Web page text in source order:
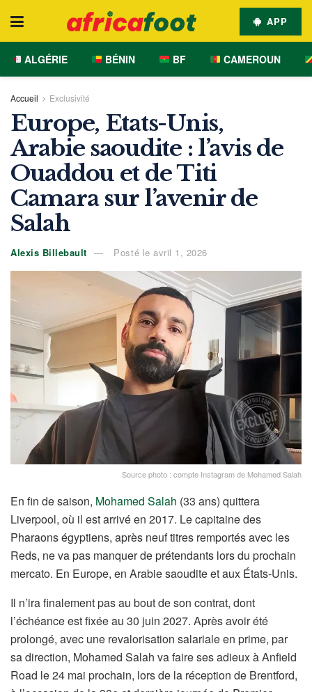
APP
ALGÉRIE BÉNIN BF CAMEROUN
Accueil Exclusivité
Europe, Etats-Unis,
Arabie saoudite : l’avis de
Ouaddou et de Titi
Camara sur l’avenir de
Salah
Alexis Billebault Posté le avril 1, 2026
Source photo : compte Instagram de Mohamed Salah
En fin de saison, Mohamed Salah (33 ans) quittera
Liverpool, où il est arrivé en 2017. Le capitaine des
Pharaons égyptiens, après neuf titres remportés avec les
Reds, ne va pas manquer de prétendants lors du prochain
mercato. En Europe, en Arabie saoudite et aux États-Unis.
Il n’ira finalement pas au bout de son contrat, dont
l’échéance est fixée au 30 juin 2027. Après avoir été
prolongé, avec une revalorisation salariale en prime, par
sa direction, Mohamed Salah va faire ses adieux à Anfield
Road le 24 mai prochain, lors de la réception de Brentford,